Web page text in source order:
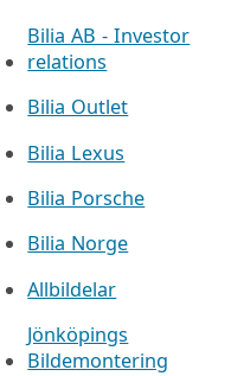
Bilia AB - Investor
relations
Bilia Outlet
Bilia Lexus
Bilia Porsche
Bilia Norge
Allbildelar
Jönköpings
Bildemontering